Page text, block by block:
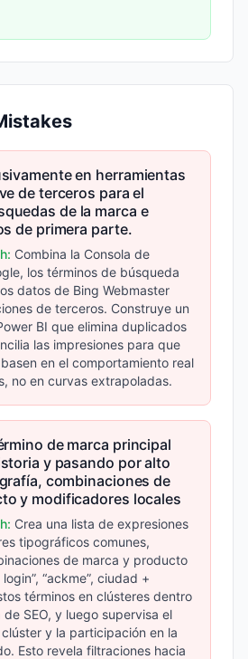
en herramientas
de terceros para el
de la marca e
de primera parte.
Combina la Consola de
los términos de búsqueda
datos de Bing Webmaster
de terceros. Construye un
BI que elimina duplicados
las impresiones para que
en el comportamiento real
no en curvas extrapoladas.
de marca principal
y pasando por alto
combinaciones de
y modificadores locales
Crea una lista de expresiones
tipográficos comunes,
de marca y producto
“ackme”, ciudad +
términos en clústeres dentro
SEO, y luego supervisa el
y la participación en la
Esto revela filtraciones hacia